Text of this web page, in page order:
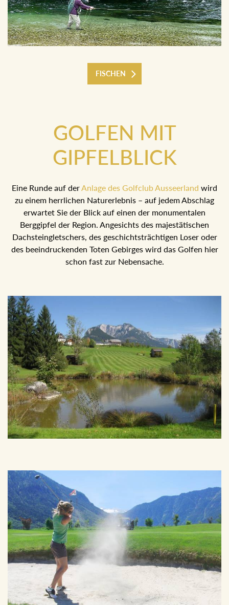
FISCHEN
GOLFEN MIT
GIPFELBLICK
Eine Runde auf derAnlage des Golfclub Ausseerlandwird
zu einem herrlichen Naturerlebnis – auf jedem Abschlag
erwartet Sie der Blick auf einen der monumentalen
Berggipfel der Region. Angesichts des majestätischen
Dachsteingletschers, des geschichtsträchtigen Loser oder
des beeindruckenden Toten Gebirges wird das Golfen hier
schon fast zur Nebensache.